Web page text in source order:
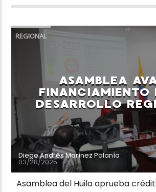
REGIONAL
ASAMBLEA
FINANCIAMIENTO
DESARROLLO
Diego Andrés Marínez Polanía
03/28/2025
Asamblea del Huila aprueba